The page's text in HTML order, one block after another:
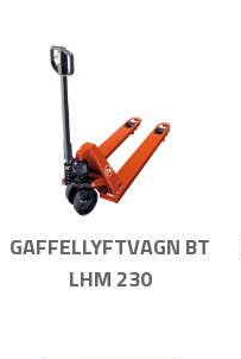
GAFFELLYFTVAGN BT
LHM 230